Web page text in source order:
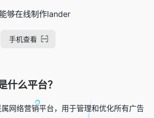
够在线制作lander
手机查看
么平台？
网络营销平台，用于管理和优化所有广告